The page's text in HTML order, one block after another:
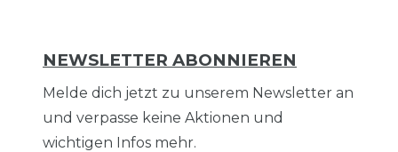
NEWSLETTER ABONNIEREN
Melde dich jetzt zu unserem Newsletter an
und verpasse keine Aktionen und
wichtigen Infos mehr.